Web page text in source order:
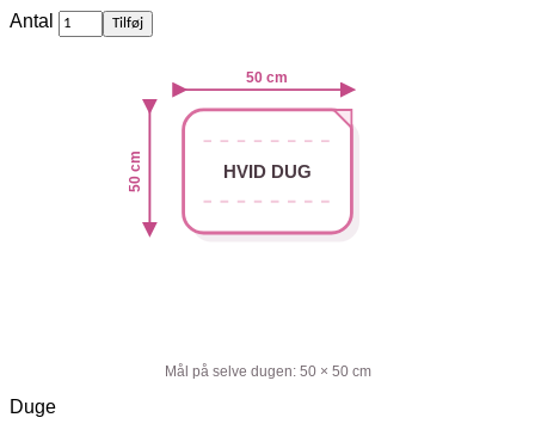
Antal
af
Hvid
Tilføj
HVID DUG
50 cm
50 cm
Mål på selve dugen: 50 × 50 cm
Duge